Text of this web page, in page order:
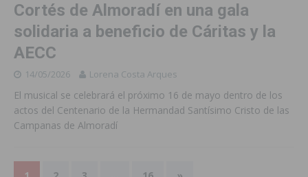
Cortés de Almoradí en una gala
solidaria a beneficio de Cáritas y la
AECC
14/05/2026 Lorena Costa Arques
El musical se celebrará el próximo 16 de mayo dentro de los
actos del Centenario de la Hermandad Santísimo Cristo de las
Campanas de Almoradí